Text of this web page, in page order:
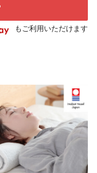
もご利用いただけます